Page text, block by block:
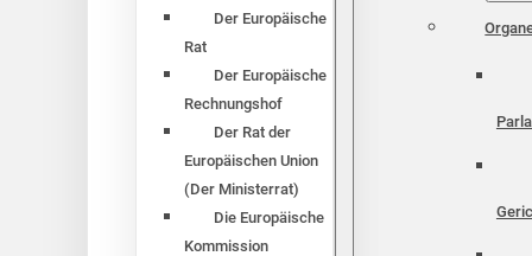
Der Europäische
Rat
Der Europäische
Rechnungshof
Der Rat der
Europäischen Union
(Der Ministerrat)
Die Europäische
Kommission